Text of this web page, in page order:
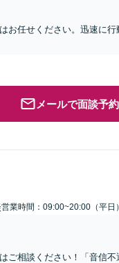
お任せください。迅速に
メールで面談予約
営業時間：09:00~20:00（平日）
ご相談ください！「音信